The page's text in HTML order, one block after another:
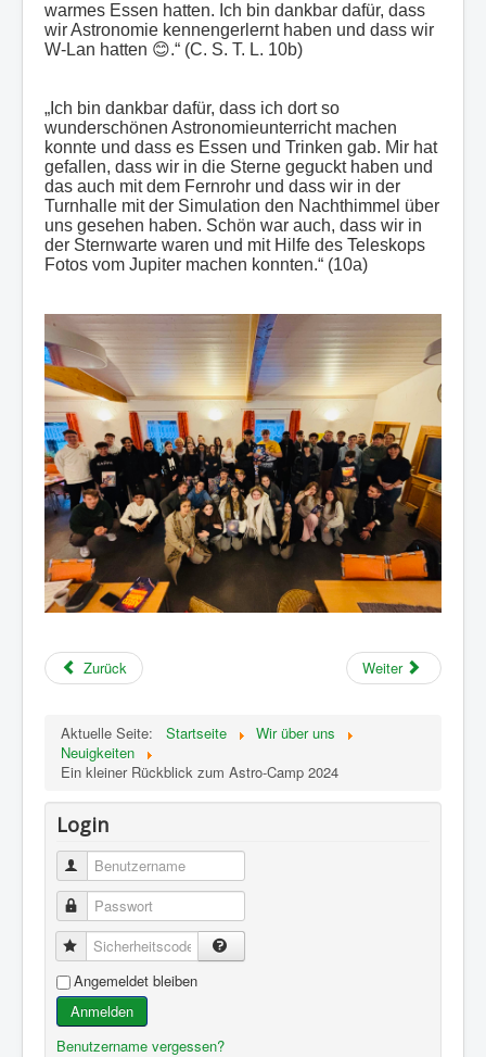
warmes Essen hatten. Ich bin dankbar dafür, dass
wir Astronomie kennengerlernt haben und dass wir
W-Lan hatten 😊.“ (C. S. T. L. 10b)
„Ich bin dankbar dafür, dass ich dort so
wunderschönen Astronomieunterricht machen
konnte und dass es Essen und Trinken gab. Mir hat
gefallen, dass wir in die Sterne geguckt haben und
das auch mit dem Fernrohr und dass wir in der
Turnhalle mit der Simulation den Nachthimmel über
uns gesehen haben. Schön war auch, dass wir in
der Sternwarte waren und mit Hilfe des Teleskops
Fotos vom Jupiter machen konnten.“ (10a)
Zurück Weiter
Aktuelle Seite: Startseite
Wir über uns
Neuigkeiten
Ein kleiner Rückblick zum Astro-Camp 2024
Login
Benutzername
Passwort
Sicherheitscode
Angemeldet bleiben
Anmelden
Benutzername vergessen?